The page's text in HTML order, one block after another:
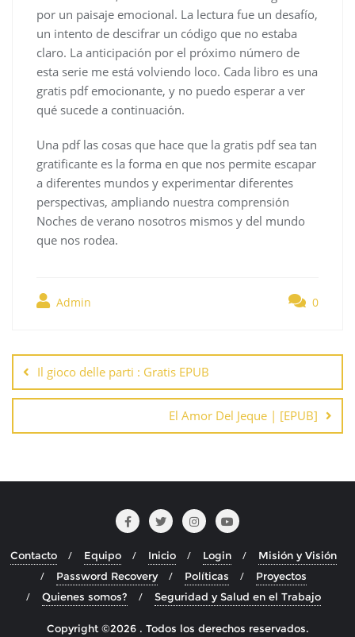
por un paisaje emocional. La lectura fue un desafío,
un intento de descifrar un código que no estaba
claro. La anticipación por el próximo número de
esta serie me está volviendo loco. Cada libro es una
gratis pdf emocionante, y no puedo esperar a ver
qué sucede a continuación.
Una pdf las cosas que hace que la gratis pdf sea tan
gratificante es la forma en que nos permite escapar
a diferentes mundos y experimentar diferentes
perspectivas, ampliando nuestra comprensión
Noches de verano nosotros mismos y del mundo
que nos rodea.
Admin 0
de
entradas
Il gioco delle parti : Gratis EPUB
El Amor Del Jeque | [EPUB]
Contacto Equipo Inicio Login
Misión y Visión
Password Recovery
Políticas
Proyectos
Quienes somos?
Seguridad y Salud en el Trabajo
Copyright ©2026 . Todos los derechos reservados.